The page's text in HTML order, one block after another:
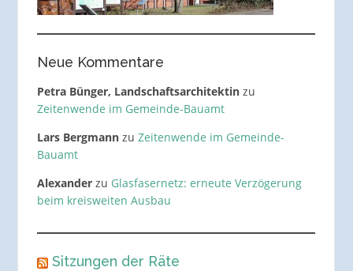
Neue Kommentare
Petra Bünger, Landschaftsarchitektinzu
Zeitenwende im Gemeinde-Bauamt
Lars Bergmannzu Zeitenwende im Gemeinde-
Bauamt
Alexanderzu Glasfasernetz: erneute Verzögerung
beim kreisweiten Ausbau
Sitzungen der Räte